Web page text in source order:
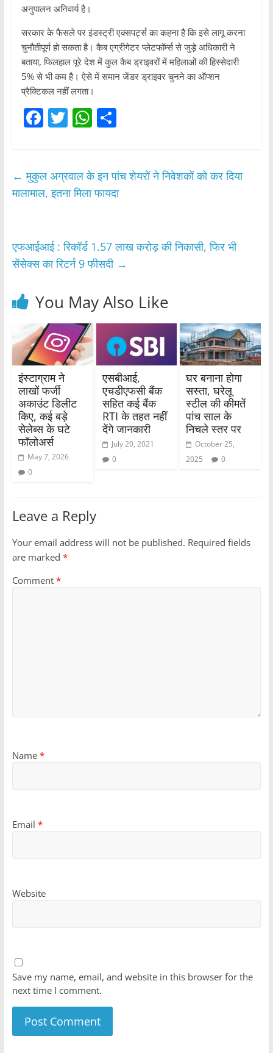
अनुपालन अनिवार्य है।
सरकार के फैसले पर इंडस्ट्री एक्सपर्ट्स का कहना है कि इसे लागू करना
चुनौतीपूर्ण हो सकता है। कैब एग्रीगेटर प्लेटफॉर्म्स से जुड़े अधिकारी ने
बताया, फिलहाल पूरे देश में कुल कैब ड्राइवरों में महिलाओं की हिस्सेदारी
5% से भी कम है। ऐसे में समान जेंडर ड्राइवर चुनने का ऑप्शन
प्रैक्टिकल नहीं लगता।
F
e
b
o
k
T
er
W
s
A
S
e
← मुकुल अग्रवाल के इन पांच शेयरों ने निवेशकों को कर दिया
मालामाल, इतना मिला फायदा
एफआईआई : रिकॉर्ड 1.57 लाख करोड़ की निकासी, फिर भी
सेंसेक्स का रिटर्न 9 फीसदी →
You May Also Like
इंस्टाग्राम ने
लाखों फर्जी
अकाउंट डिलीट
किए, कई बड़े
सेलेब्स के घटे
फॉलोअर्स
May 7, 2026
0
एसबीआई,
एचडीएफसी बैंक
सहित कई बैंक
RTI के तहत नहीं
देंगे जानकारी
July 20, 2021
0
घर बनाना होगा
सस्ता, घरेलू
स्टील की कीमतें
पांच साल के
निचले स्तर पर
October 25,
2025
0
Leave a Reply
Your email address will not be published. Required fields
are marked *
Comment *
Name *
Email *
Website
Save my name, email, and website in this browser for the
next time I comment.